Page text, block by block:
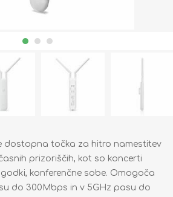
dostopna točka za hitro namestitev
prizoriščih, kot so koncerti
konferenčne sobe. Omogoča
do 300Mbps in v 5GHz pasu do